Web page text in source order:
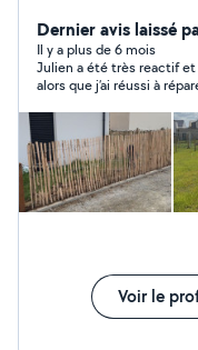
haie, élagage, pose
clôture) ou tous
l'aise avec la
montage de
Dernier avis laissé
Il y a plus de 6 mois
Julien a été très reactif et
alors que j’ai réussi à
Voir le